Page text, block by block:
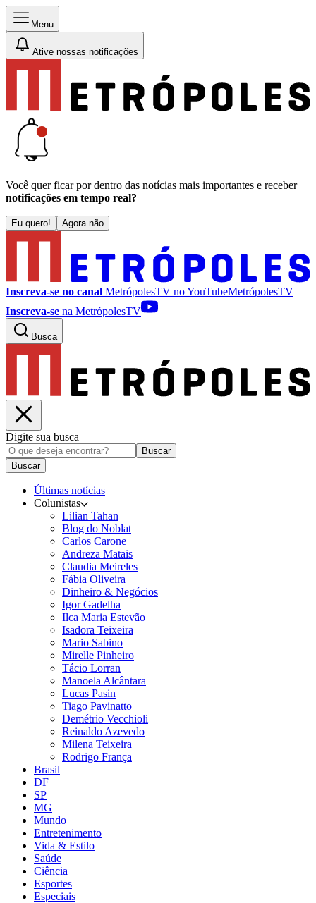
Menu
Ative nossas notificações
Você quer ficar por dentro das notícias mais importantes e receber
notificações em tempo real?
Eu quero! Agora não
Inscreva-se no canal MetrópolesTV noYouTubeMetrópolesTV
Inscreva-se na MetrópolesTV
Busca
Digite sua busca
Buscar
Buscar
Últimas notícias
Colunistas
Lilian Tahan
Blog do Noblat
Carlos Carone
Andreza Matais
Claudia Meireles
Fábia Oliveira
Dinheiro & Negócios
Igor Gadelha
Ilca Maria Estevão
Isadora Teixeira
Mario Sabino
Mirelle Pinheiro
Tácio Lorran
Manoela Alcântara
Lucas Pasin
Tiago Pavinatto
Demétrio Vecchioli
Reinaldo Azevedo
Milena Teixeira
Rodrigo França
Brasil
DF
SP
MG
Mundo
Entretenimento
Vida & Estilo
Saúde
Ciência
Esportes
Especiais